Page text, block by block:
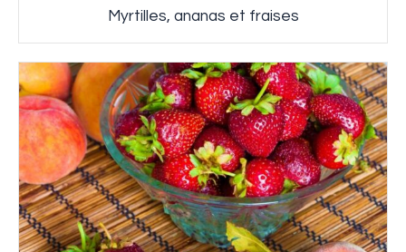
Myrtilles, ananas et fraises